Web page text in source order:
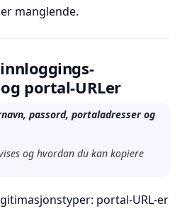
manglende.
portal-URLer
passord, portaladresser og
og hvordan du kan kopiere
portal-URL-er